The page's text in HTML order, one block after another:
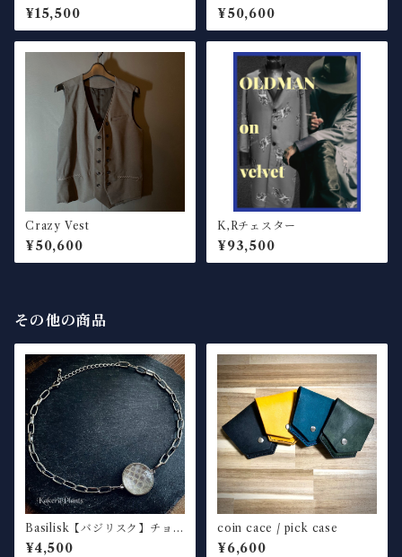
¥15,500 ¥50,600
Crazy Vest
¥50,600
K,Rチェスター
¥93,500
その他の商品
Basilisk【バジリスク】チョー
カーネックレス
¥4,500
coin cace / pick case
¥6,600